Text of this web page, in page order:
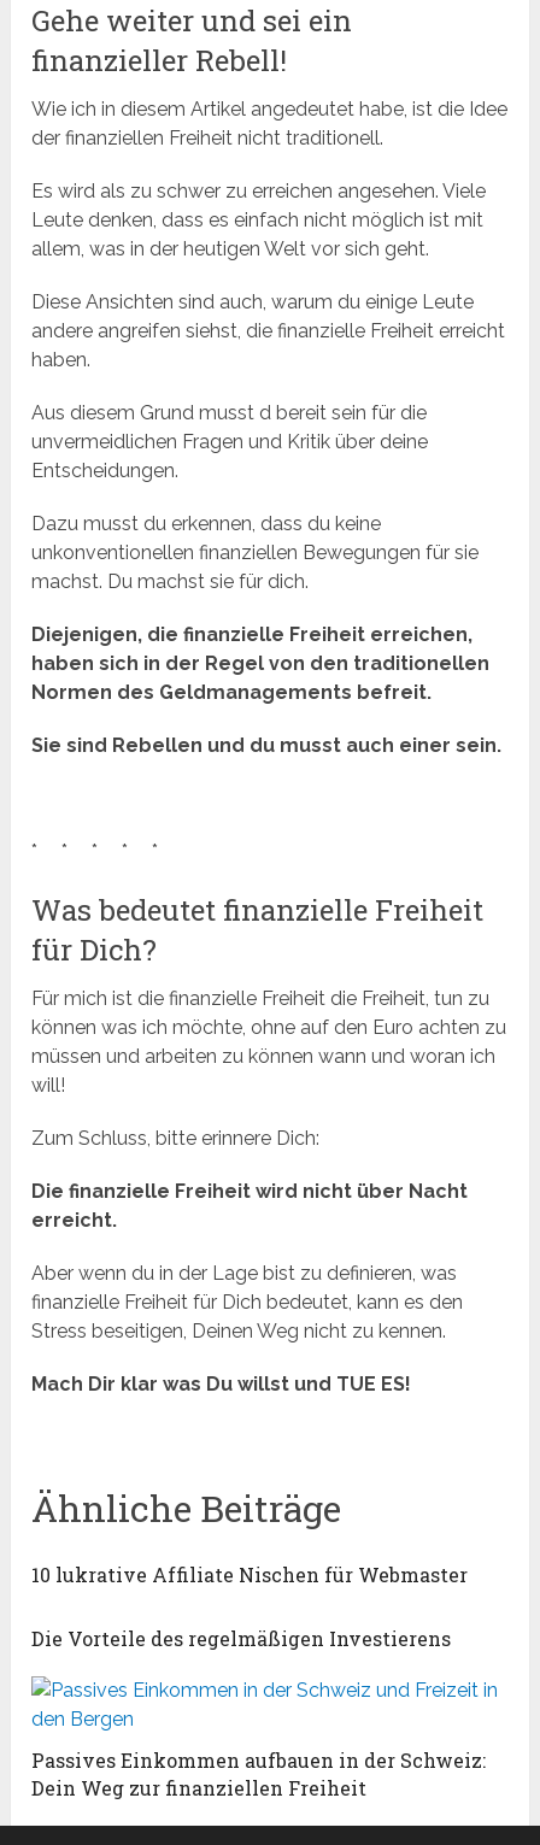
Gehe weiter und sei ein
finanzieller Rebell!
Wie ich in diesem Artikel angedeutet habe, ist die Idee
der finanziellen Freiheit nicht traditionell.
Es wird als zu schwer zu erreichen angesehen. Viele
Leute denken, dass es einfach nicht möglich ist mit
allem, was in der heutigen Welt vor sich geht.
Diese Ansichten sind auch, warum du einige Leute
andere angreifen siehst, die finanzielle Freiheit erreicht
haben.
Aus diesem Grund musst d bereit sein für die
unvermeidlichen Fragen und Kritik über deine
Entscheidungen.
Dazu musst du erkennen, dass du keine
unkonventionellen finanziellen Bewegungen für sie
machst. Du machst sie für dich.
Diejenigen, die finanzielle Freiheit erreichen,
haben sich in der Regel von den traditionellen
Normen des Geldmanagements befreit.
Sie sind Rebellen und du musst auch einer sein.
* * * * *
Was bedeutet finanzielle Freiheit
für Dich?
Für mich ist die finanzielle Freiheit die Freiheit, tun zu
können was ich möchte, ohne auf den Euro achten zu
müssen und arbeiten zu können wann und woran ich
will!
Zum Schluss, bitte erinnere Dich:
Die finanzielle Freiheit wird nicht über Nacht
erreicht.
Aber wenn du in der Lage bist zu definieren, was
finanzielle Freiheit für Dich bedeutet, kann es den
Stress beseitigen, Deinen Weg nicht zu kennen.
Mach Dir klar was Du willst und TUE ES!
Ähnliche Beiträge
10 lukrative Affiliate Nischen für Webmaster
Die Vorteile des regelmäßigen Investierens
Passives Einkommen aufbauen in der Schweiz:
Dein Weg zur finanziellen Freiheit